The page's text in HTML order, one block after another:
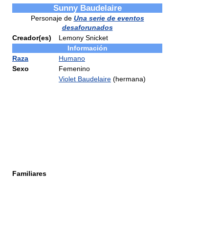
Sunny Baudelaire
Personaje de Una serie de eventos
desaforunados
Creador(es)
Lemony Snicket
Información
Raza
Humano
Sexo
Femenino
Familiares
Violet Baudelaire (hermana)